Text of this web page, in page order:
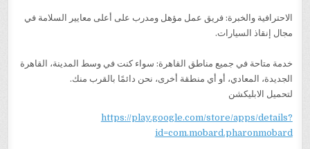
الاحترافية والخبرة: فريق عمل مؤهل ومدرب على أعلى معايير السلامة في
مجال إنقاذ السيارات.
خدمة متاحة في جميع مناطق القاهرة: سواء كنت في وسط المدينة، القاهرة
الجديدة، المعادي، أو أي منطقة أخرى، نحن دائمًا بالقرب منك.
لتحميل الابليكشن
https://play.google.com/store/apps/details?
id=com.mobard.pharonmobard